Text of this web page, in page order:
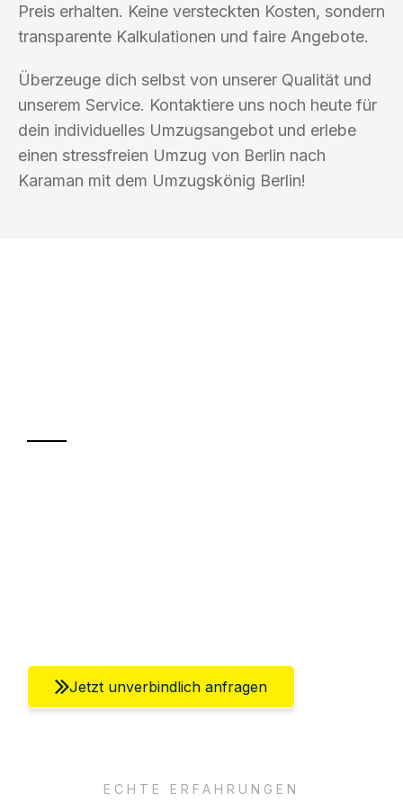
Preis erhalten. Keine versteckten Kosten, sondern
transparente Kalkulationen und faire Angebote.
Überzeuge dich selbst von unserer Qualität und
unserem Service. Kontaktiere uns noch heute für
dein individuelles Umzugsangebot und erlebe
einen stressfreien Umzug von Berlin nach
Karaman mit dem Umzugskönig Berlin!
Jetzt unverbindlich anfragen
ECHTE ERFAHRUNGEN